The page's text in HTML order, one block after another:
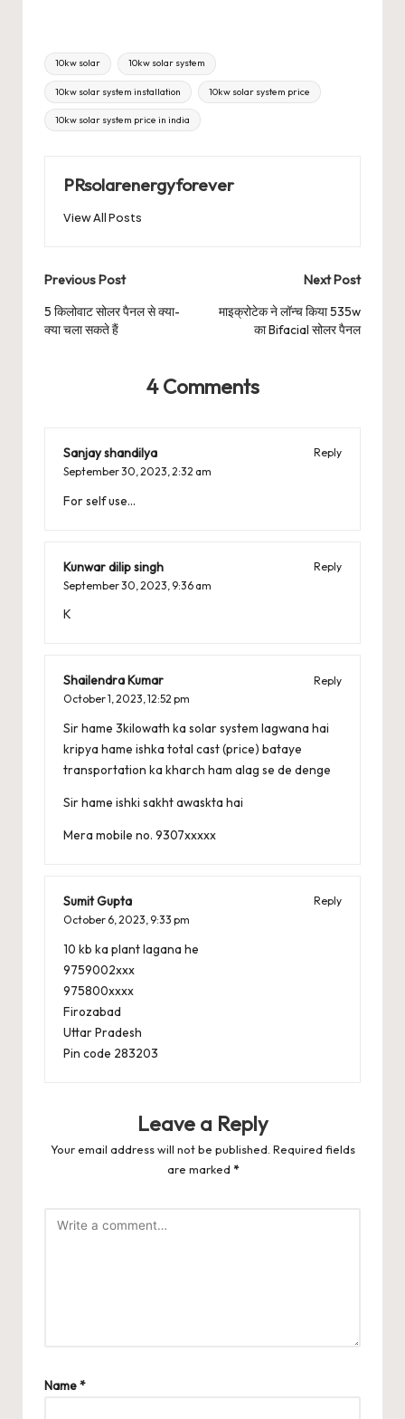
Tags:
10kw solar 10kw solar system
10kw solar system installation 10kw solar system price
10kw solar system price in india
PRsolarenergyforever
View All Posts
Post
navigation
Previous Post
5 किलोवाट सोलर पैनल से क्या-
क्या चला सकते हैं
Next Post
माइक्रोटेक ने लॉन्च किया 535w
का Bifacial सोलर पैनल
4 Comments
Sanjay shandilya
Reply
September 30, 2023, 2:32 am
For self use…
Kunwar dilip singh
Reply
September 30, 2023, 9:36 am
K
Shailendra Kumar
Reply
October 1, 2023,12:52 pm
Sir hame 3kilowath ka solar system lagwana hai
kripya hame ishka total cast (price) bataye
transportation ka kharch ham alag se de denge
Sir hame ishki sakht awaskta hai
Mera mobile no. 9307xxxxx
Sumit Gupta
Reply
October 6, 2023, 9:33 pm
10 kb ka plant lagana he
9759002xxx
975800xxxx
Firozabad
Uttar Pradesh
Pin code 283203
Leave a Reply
Your email address will not be published. Required fields
are marked *
Name*